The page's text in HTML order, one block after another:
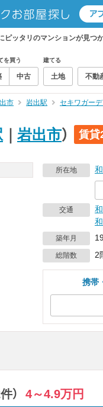
ッタリのマンションが見つか
を買う
中古
建てる
土地 不動
市 岩出駅 セキワガー
岩出市） 賃貸
所在地
交通
築年月
総階数 2
携帯
） 4～4.9万円